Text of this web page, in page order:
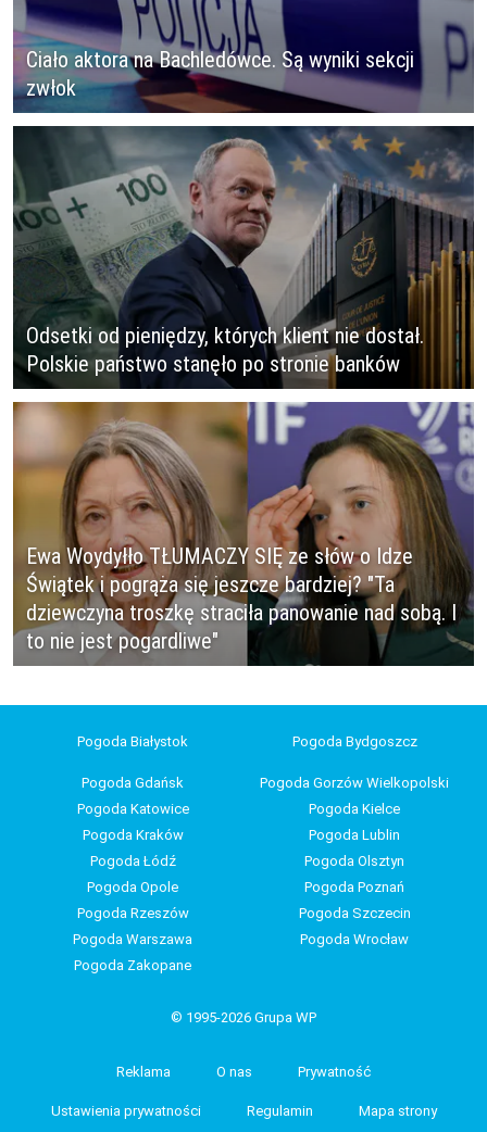
Ciało aktora na Bachledówce. Są wyniki sekcji
zwłok
Odsetki od pieniędzy, których klient nie dostał.
Polskie państwo stanęło po stronie banków
Ewa Woydyłło TŁUMACZY SIĘ ze słów o Idze
Świątek i pogrąża się jeszcze bardziej? "Ta
dziewczyna troszkę straciła panowanie nad sobą. I
to nie jest pogardliwe"
Pogoda Białystok Pogoda Bydgoszcz
Pogoda Gdańsk
Pogoda Gorzów Wielkopolski
Pogoda Katowice
Pogoda Kielce
Pogoda Kraków
Pogoda Lublin
Pogoda Łódź
Pogoda Olsztyn
Pogoda Opole
Pogoda Poznań
Pogoda Rzeszów
Pogoda Szczecin
Pogoda Warszawa
Pogoda Wrocław
Pogoda Zakopane
© 1995-2026 Grupa WP
Reklama O nas Prywatność
Ustawienia prywatności Regulamin Mapa strony